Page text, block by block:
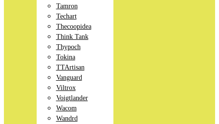
Tamron
Techart
Thecoopidea
Think Tank
Thypoch
Tokina
TTArtisan
Vanguard
Viltrox
Voigtlander
Wacom
Wandrd